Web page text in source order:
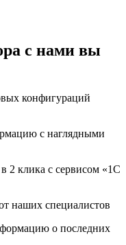
с нами вы
конфигураций
с наглядными
2 клика с сервисом «1С
наших специалистов
о последних